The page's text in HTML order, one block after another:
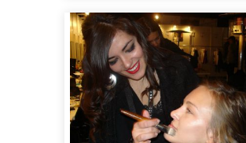
Maquillaje y peluquería
para desfiles de moda